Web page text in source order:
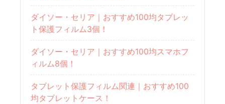
ダイソー・セリア｜おすすめ100均タブレッ
ト保護フィルム3個！
ダイソー・セリア｜おすすめ100均スマホフ
ィルム8個！
タブレット保護フィルム関連｜おすすめ100
均タブレットケース！